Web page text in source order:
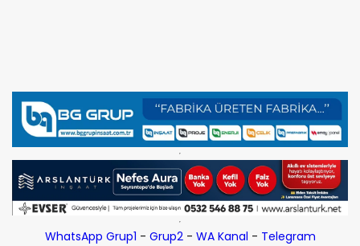
WhatsApp Grup1 - Grup2- WA Kanal - Telegram